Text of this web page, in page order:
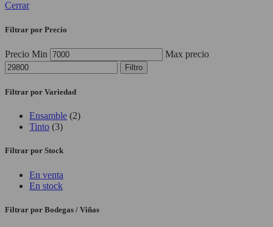
Cerrar
Filtrar por Precio
Precio Min Max precio
Filtro
Filtrar por Variedad
Ensamble (2)
Tinto (3)
Filtrar por Stock
En venta
En stock
Filtrar por Bodegas / Viñas